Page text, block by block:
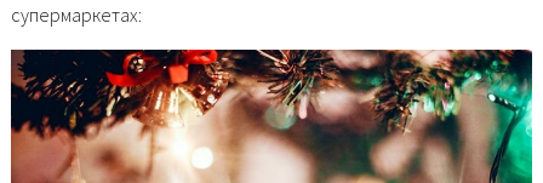
супермаркетах: